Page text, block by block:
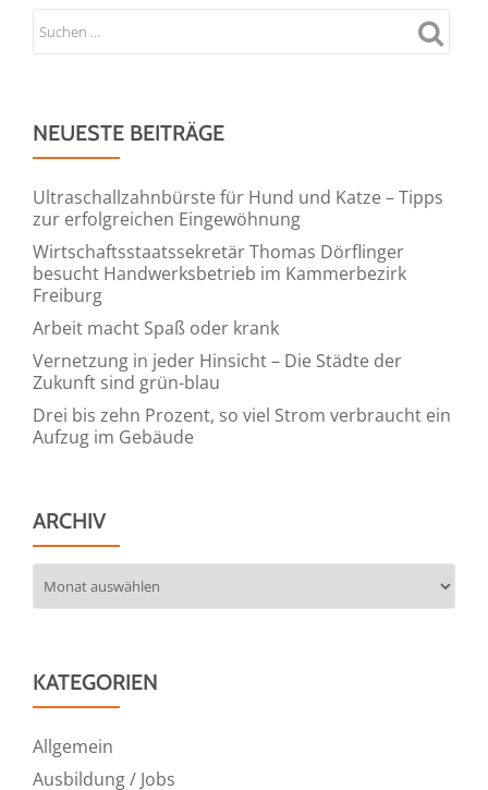
die
NEUESTE BEITRÄGE
Ultraschallzahnbürste für Hund und Katze – Tipps
zur erfolgreichen Eingewöhnung
Wirtschaftsstaatssekretär Thomas Dörflinger
besucht Handwerksbetrieb im Kammerbezirk
Freiburg
Arbeit macht Spaß oder krank
Vernetzung in jeder Hinsicht – Die Städte der
Zukunft sind grün-blau
Drei bis zehn Prozent, so viel Strom verbraucht ein
Aufzug im Gebäude
ARCHIV
KATEGORIEN
Allgemein
Ausbildung / Jobs